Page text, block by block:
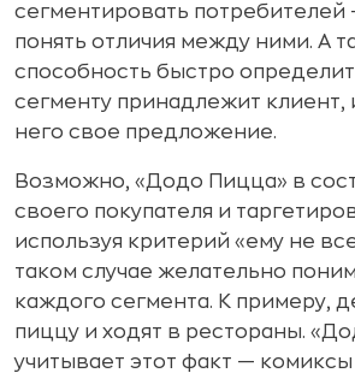
сегментировать потребителей
понять отличия между ними. А
способность быстро
сегменту принадлежит клиент,
него свое предложение.
Возможно, «Додо Пицца» в
своего покупателя и
используя критерий «ему не
таком случае желательно
каждого сегмента. К примеру,
пиццу и ходят в рестораны.
учитывает этот факт —